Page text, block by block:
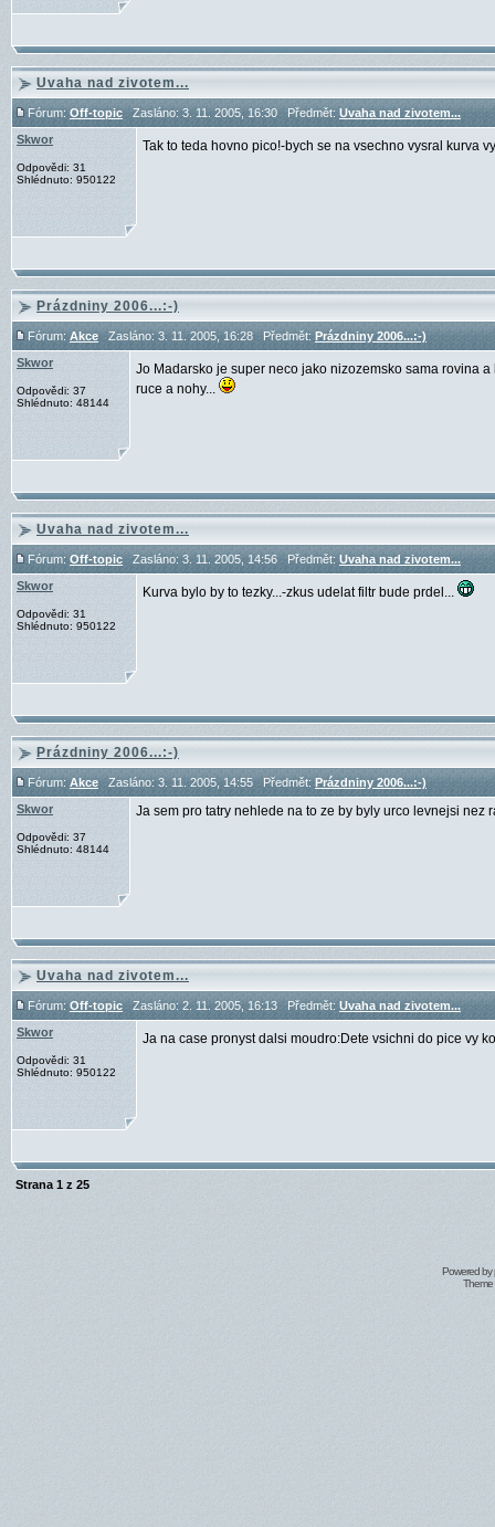
Uvaha nad zivotem...
Fórum:Off-topicZasláno: 3. 11. 2005, 16:30 Předmět: Uvaha nad zivotem...
Skwor
Odpovědi: 31
Shlédnuto: 950122
Tak to teda hovno pico!-bych se na vsechno vysral kurva
Prázdniny 2006...:-)
Fórum:AkceZasláno: 3. 11. 2005, 16:28 Předmět: Prázdniny 2006...:-)
Skwor
Odpovědi: 37
Shlédnuto: 48144
Jo Madarsko je super neco jako nizozemsko sama rovina
ruce a nohy...
Uvaha nad zivotem...
Fórum:Off-topicZasláno: 3. 11. 2005, 14:56 Předmět: Uvaha nad zivotem...
Skwor
Odpovědi: 31
Shlédnuto: 950122
Kurva bylo by to tezky...-zkus udelat filtr bude prdel...
Prázdniny 2006...:-)
Fórum:AkceZasláno: 3. 11. 2005, 14:55 Předmět: Prázdniny 2006...:-)
Skwor
Odpovědi: 37
Shlédnuto: 48144
Ja sem pro tatry nehlede na to ze by byly urco levnejsi nez
Uvaha nad zivotem...
Fórum:Off-topicZasláno: 2. 11. 2005, 16:13 Předmět: Uvaha nad zivotem...
Skwor
Odpovědi: 31
Shlédnuto: 950122
Ja na case pronyst dalsi moudro:Dete vsichni do pice vy
Strana 1 z 25
Powered by
Theme